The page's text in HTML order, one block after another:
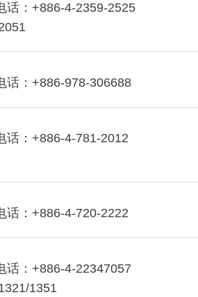
话：+886-4-2359-2525
话：+886-978-306688
话：+886-4-781-2012
话：+886-4-720-2222
话：+886-4-22347057
1351